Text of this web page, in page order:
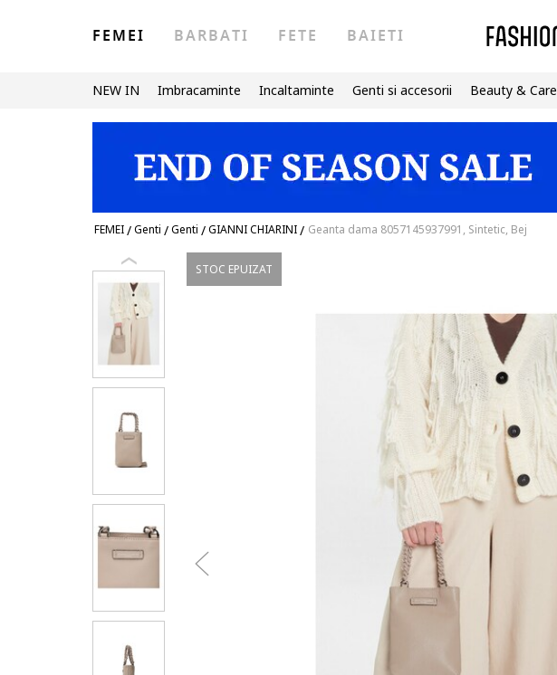
FEMEI BARBATI FETE BAIETI
NEW IN Imbracaminte Incaltaminte Genti si accesorii Beauty & Care
FEMEI/Genti /Genti /GIANNI CHIARINI/ Geanta dama 8057145937991, Sintetic, Bej
STOC EPUIZAT